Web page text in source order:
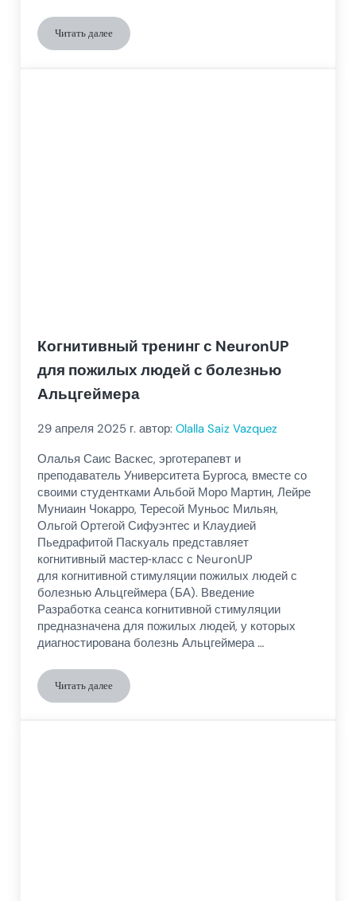
Читать далееГиппокампальная атрофия: различия между легким
Когнитивный тренинг с NeuronUP
для пожилых людей с болезнью
Альцгеймера
29 апреля 2025 г. автор:Olalla Saiz Vazquez
Олалья Саис Васкес, эрготерапевт и
преподаватель Университета Бургоса, вместе со
своими студентками Альбой Моро Мартин, Лейре
Муниаин Чокарро, Тересой Муньос Мильян,
Ольгой Ортегой Сифуэнтес и Клаудией
Пьедрафитой Паскуаль представляет
когнитивный мастер‑класс с NeuronUP
для когнитивной стимуляции пожилых людей с
болезнью Альцгеймера (БА). Введение
Разработка сеанса когнитивной стимуляции
предназначена для пожилых людей, у которых
диагностирована болезнь Альцгеймера …
Читать далееКогнитивный тренинг с NeuronUP для пожилых людей с